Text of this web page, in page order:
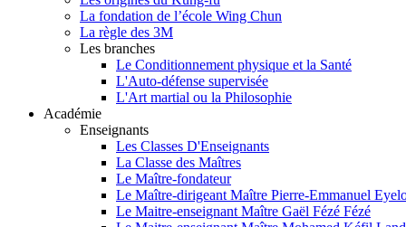
La fondation de l’école Wing Chun
La règle des 3M
Les branches
Le Conditionnement physique et la Santé​
L'Auto-défense​ supervisée
L'Art martial ou la Philosophie
Académie
Enseignants
Les Classes D'Enseignants
La Classe des Maîtres
Le Maître-fondateur
Le Maître-dirigeant Maître Pierre-Emmanuel
Le Maitre-enseignant Maître Gaël Fézé Fézé